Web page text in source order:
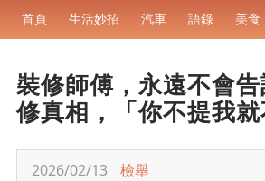
首頁 生活妙招 汽車 語錄 美食
裝修師傅，永遠不會
修真相，「你不提我就
2026/02/13 檢舉